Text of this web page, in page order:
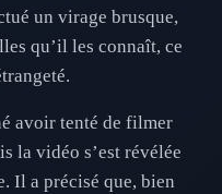
un virage brusque,
qu’il les connaît, ce
avoir tenté de filmer
la vidéo s’est révélée
Il a précisé que, bien